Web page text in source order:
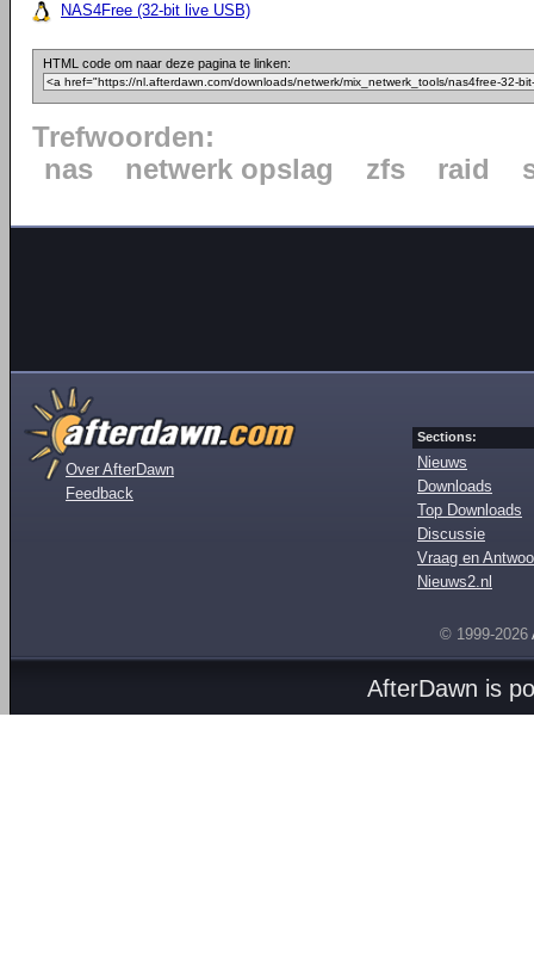
NAS4Free (32-bit live USB)
HTML code om naar deze pagina te linken:
Trefwoorden:
nas
netwerk opslag zfs raid
Over AfterDawn
Feedback
Sections:
Nieuws
Downloads
Top Downloads
Discussie
Vraag en
Nieuws2.nl
© 1999-2026
AfterDawn is